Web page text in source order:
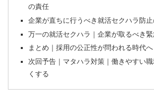
の責任
企業が直ちに行うべき就活セクハラ防止
万一の就活セクハラ｜企業が取るべき
まとめ｜採用の公正性が問われる時代へ
次回予告｜マタハラ対策｜働きやすい
くする